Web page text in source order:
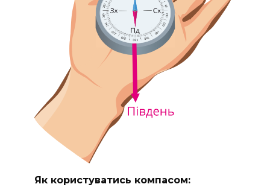
Як користуватись компасом: